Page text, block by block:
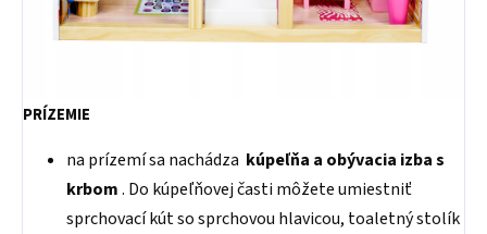
PRÍZEMIE
na prízemí sa nachádza kúpeľňa a obývacia izba s
krbom. Do kúpeľňovej časti môžete umiestniť
sprchovací kút so sprchovou hlavicou, toaletný stolík